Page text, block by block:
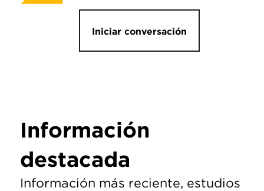
Iniciar conversación
Información
destacada
Información más reciente, estudios